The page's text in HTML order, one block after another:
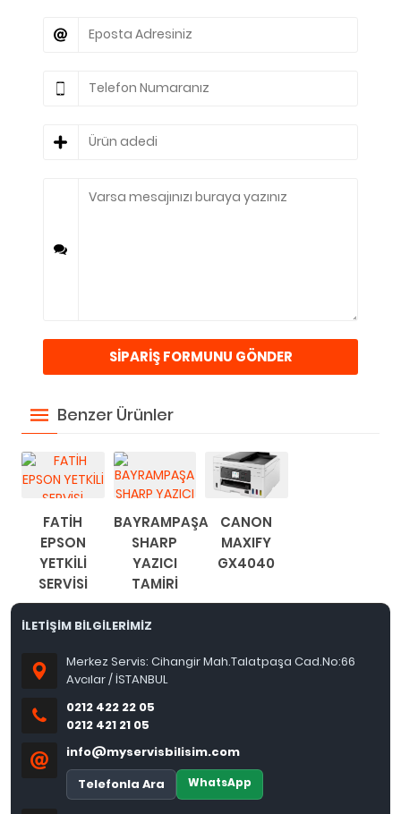
Benzer Ürünler
FATİH
EPSON
YETKİLİ
SERVİSİ
BAYRAMPAŞA
SHARP
YAZICI
TAMİRİ
CANON
MAXIFY
GX4040
İLETİŞİM BİLGİLERİMİZ
Merkez Servis: Cihangir Mah.Talatpaşa Cad.No:66
Avcılar / İSTANBUL
0212 422 22 05
0212 421 21 05
info@myservisbilisim.com
Telefonla Ara
WhatsApp